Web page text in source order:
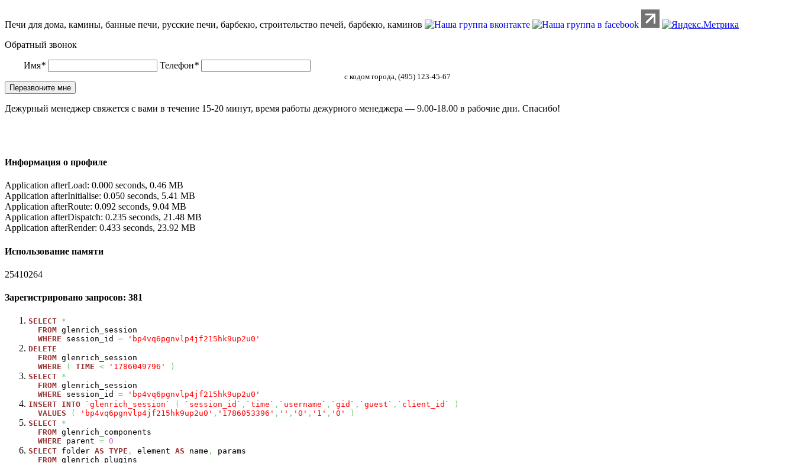
Печи для дома, камины, банные печи, русские печи, барбекю, строительство печей, барбекю, каминов
Обратный звонок
Имя* Телефон*
с кодом города, (495) 123-45-67
Дежурный менеджер свяжется с вами в течение 15-20 минут, время работы дежурного менеджера — 9.00-18.00 в рабочие дни. Спасибо!
Информация о профиле
Application afterLoad: 0.000 seconds, 0.46 MB
Application afterInitialise: 0.050 seconds, 5.41 MB
Application afterRoute: 0.092 seconds, 9.04 MB
Application afterDispatch: 0.235 seconds, 21.48 MB
Application afterRender: 0.433 seconds, 23.92 MB
Использование памяти
25410264
Зарегистрировано запросов: 381
SELECT *
FROM glenrich_session
WHERE session_id =
'bp4vq6pgnvlp4jf215hk9up2u0'
DELETE
FROM glenrich_session
WHERE
( TIME < '1786049796'
)
SELECT *
FROM glenrich_session
WHERE session_id =
'bp4vq6pgnvlp4jf215hk9up2u0'
INSERT INTO `glenrich_session` ( `session_id` , `time` , `username` , `gid` , `guest` , `client_id`
)
VALUES
( 'bp4vq6pgnvlp4jf215hk9up2u0' , '1786053396' , '' , '0' , '1' , '0'
)
SELECT *
FROM glenrich_components
WHERE parent = 0
SELECT folder AS TYPE , element AS name ,
params
FROM glenrich_plugins